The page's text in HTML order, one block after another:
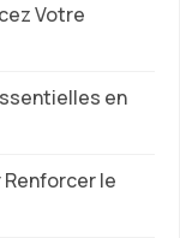
Votre
en
le